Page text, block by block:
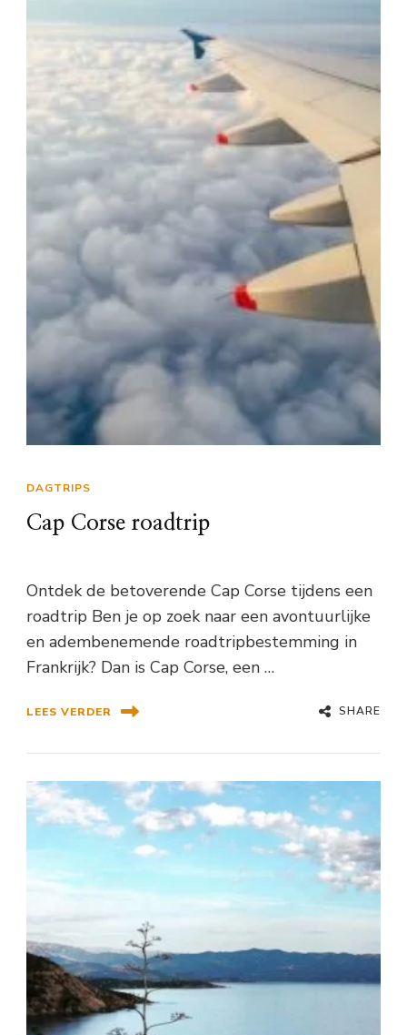
DAGTRIPS
Cap Corse roadtrip
Ontdek de betoverende Cap Corse tijdens een
roadtrip Ben je op zoek naar een avontuurlijke
en adembenemende roadtripbestemming in
Frankrijk? Dan is Cap Corse, een …
LEES VERDER SHARE